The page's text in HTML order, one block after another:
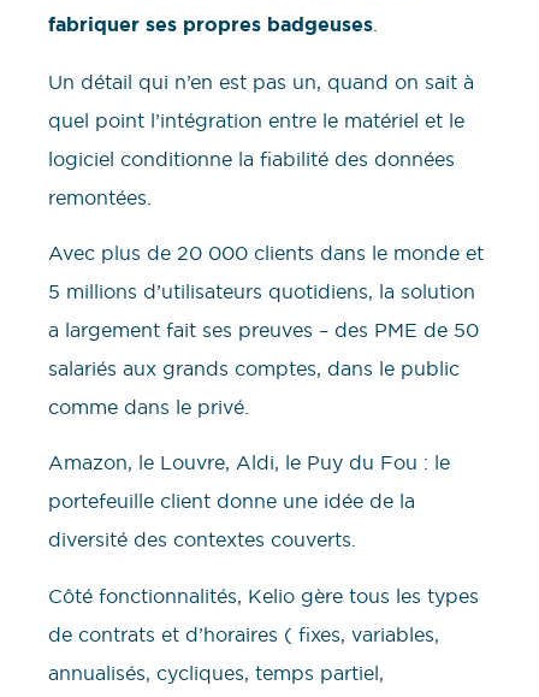
fabriquer ses propres badgeuses.
Un détail qui n’en est pas un, quand on sait à
quel point l’intégration entre le matériel et le
logiciel conditionne la fiabilité des données
remontées.
Avec plus de 20 000 clients dans le monde et
5 millions d’utilisateurs quotidiens, la solution
a largement fait ses preuves – des PME de 50
salariés aux grands comptes, dans le public
comme dans le privé.
Amazon, le Louvre, Aldi, le Puy du Fou : le
portefeuille client donne une idée de la
diversité des contextes couverts.
Côté fonctionnalités, Kelio gère tous les types
de contrats et d’horaires ( fixes, variables,
annualisés, cycliques, temps partiel,